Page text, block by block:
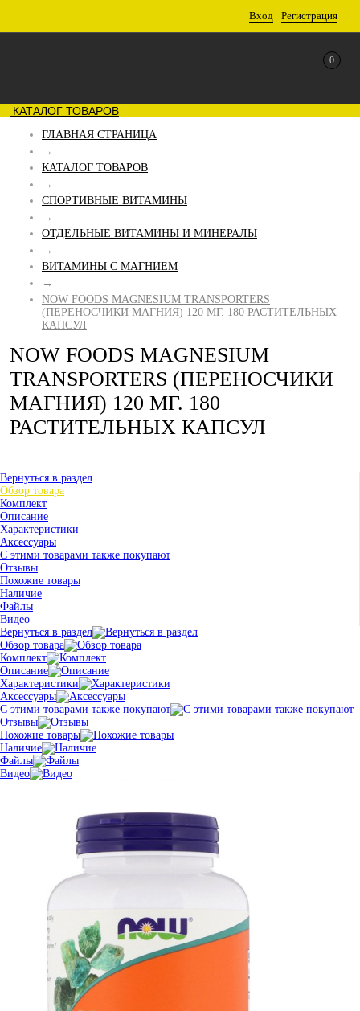
Вход Регистрация
0
КАТАЛОГ ТОВАРОВ
ГЛАВНАЯ СТРАНИЦА
→
КАТАЛОГ ТОВАРОВ
→
СПОРТИВНЫЕ ВИТАМИНЫ
→
ОТДЕЛЬНЫЕ ВИТАМИНЫ И МИНЕРАЛЫ
→
ВИТАМИНЫ С МАГНИЕМ
→
NOW FOODS MAGNESIUM TRANSPORTERS
(ПЕРЕНОСЧИКИ МАГНИЯ) 120 МГ. 180 РАСТИТЕЛЬНЫХ
КАПСУЛ
NOW FOODS MAGNESIUM
TRANSPORTERS (ПЕРЕНОСЧИКИ
МАГНИЯ) 120 МГ. 180
РАСТИТЕЛЬНЫХ КАПСУЛ
Вернуться в раздел
Обзор товара
Комплект
Описание
Характеристики
Аксессуары
С этими товарами также покупают
Отзывы
Похожие товары
Наличие
Файлы
Видео
Вернуться в раздел
Обзор товара
Комплект
Описание
Характеристики
Аксессуары
С этими товарами также покупают
Отзывы
Похожие товары
Наличие
Файлы
Видео